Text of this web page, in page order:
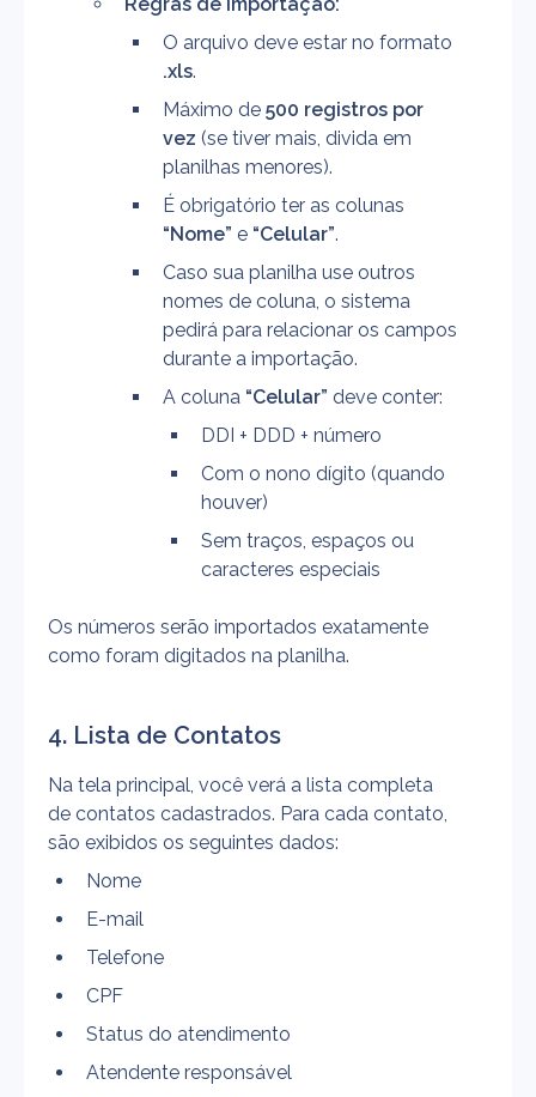
.xls.
Máximo de 500 registros por
vez (se tiver mais, divida em
planilhas menores).
“Nome” e “Celular”.
Caso sua planilha use outros
nomes de coluna, o sistema
pedirá para relacionar os campos
durante a importação.
A coluna “Celular” deve conter:
DDI + DDD + número
Com o nono dígito (quando
houver)
Sem traços, espaços ou
caracteres especiais
Os números serão importados exatamente
como foram digitados na planilha.
4. Lista de Contatos
Na tela principal, você verá a lista completa
de contatos cadastrados. Para cada contato,
são exibidos os seguintes dados:
Nome
E-mail
Telefone
CPF
Status do atendimento
Atendente responsável